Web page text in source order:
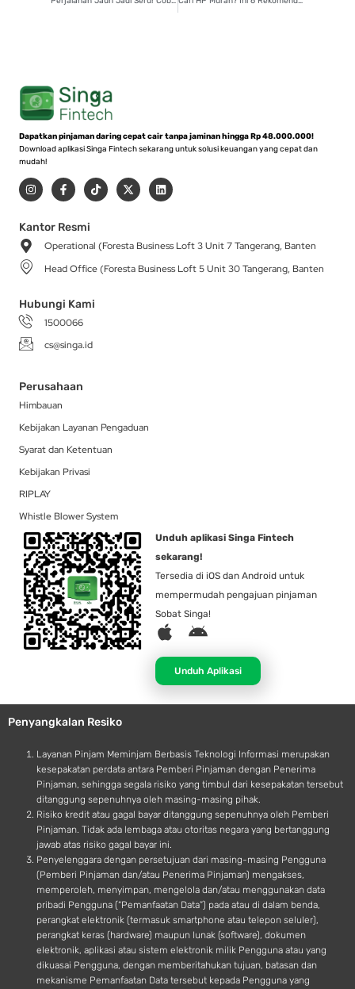
Dapatkan pinjaman daring cepat cair tanpa jaminan hingga Rp 48.000.000!
Download aplikasi Singa Fintech sekarang untuk solusi keuangan yang cepat dan
mudah!
I
n
s
a
g
r
a
m
F
a
c
b
o
-
T
i
k
X
-
t
t
r
L
i
n
i
Kantor Resmi
Operational (Foresta Business Loft 3 Unit 7 Tangerang, Banten
Head Office (Foresta Business Loft 5 Unit 30 Tangerang, Banten
Hubungi Kami
1500066
cs@singa.id
Perusahaan
Himbauan
Kebijakan Layanan Pengaduan
Syarat dan Ketentuan
Kebijakan Privasi
RIPLAY
Whistle Blower System
Unduh aplikasi Singa Fintech
sekarang!
Tersedia di iOS dan Android untuk
mempermudah pengajuan pinjaman
Sobat Singa!
A
p
l
e
A
d
r
o
d
Unduh Aplikasi
Penyangkalan Resiko
Layanan Pinjam Meminjam Berbasis Teknologi Informasi merupakan
kesepakatan perdata antara Pemberi Pinjaman dengan Penerima
Pinjaman, sehingga segala risiko yang timbul dari kesepakatan tersebut
ditanggung sepenuhnya oleh masing-masing pihak.
Risiko kredit atau gagal bayar ditanggung sepenuhnya oleh Pemberi
Pinjaman. Tidak ada lembaga atau otoritas negara yang bertanggung
jawab atas risiko gagal bayar ini.
Penyelenggara dengan persetujuan dari masing-masing Pengguna
(Pemberi Pinjaman dan/atau Penerima Pinjaman) mengakses,
memperoleh, menyimpan, mengelola dan/atau menggunakan data
pribadi Pengguna (“Pemanfaatan Data”) pada atau di dalam benda,
perangkat elektronik (termasuk smartphone atau telepon seluler),
perangkat keras (hardware) maupun lunak (software), dokumen
elektronik, aplikasi atau sistem elektronik milik Pengguna atau yang
dikuasai Pengguna, dengan memberitahukan tujuan, batasan dan
mekanisme Pemanfaatan Data tersebut kepada Pengguna yang